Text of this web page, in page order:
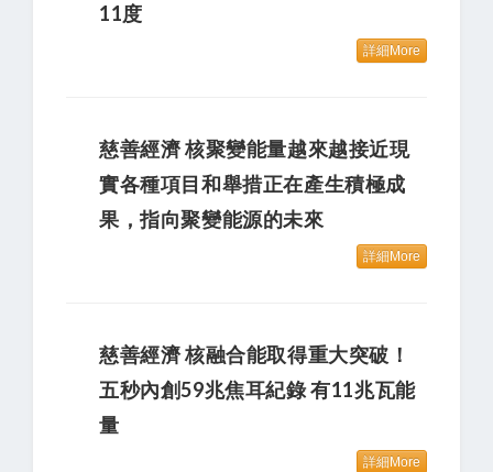
11度
詳細More
慈善經濟 核聚變能量越來越接近現
實各種項目和舉措正在產生積極成
果，指向聚變能源的未來
詳細More
慈善經濟 核融合能取得重大突破！
五秒內創59兆焦耳紀錄 有11兆瓦能
量
詳細More